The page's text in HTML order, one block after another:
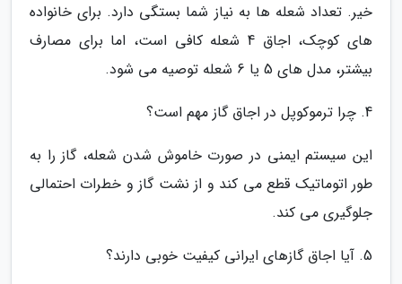
خیر. تعداد شعله ها به نیاز شما بستگی دارد. برای خانواده
های کوچک، اجاق 4 شعله کافی است، اما برای مصارف
بیشتر، مدل های 5 یا 6 شعله توصیه می شود.
4. چرا ترموکوپل در اجاق گاز مهم است؟
این سیستم ایمنی در صورت خاموش شدن شعله، گاز را به
طور اتوماتیک قطع می کند و از نشت گاز و خطرات احتمالی
جلوگیری می کند.
5. آیا اجاق گازهای ایرانی کیفیت خوبی دارند؟